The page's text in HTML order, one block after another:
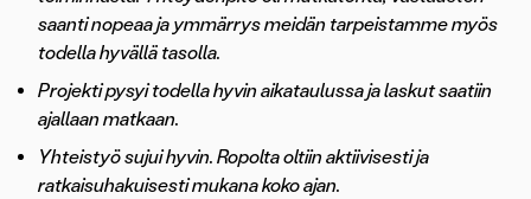
saanti nopeaa ja ymmärrys meidän tarpeistamme myös
todella hyvällä tasolla.
Projekti pysyi todella hyvin aikataulussa ja laskut saatiin
ajallaan matkaan.
Yhteistyö sujui hyvin. Ropolta oltiin aktiivisesti ja
ratkaisuhakuisesti mukana koko ajan.